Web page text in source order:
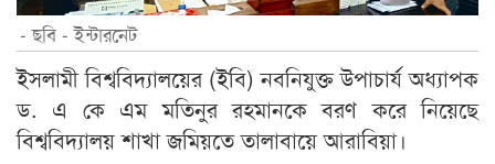
- ছবি - ইন্টারনেট
ইসলামী বিশ্ববিদ্যালয়ের (ইবি) নবনিযুক্ত উপাচার্য অধ্যাপক
ড. এ কে এম মতিনুর রহমানকে বরণ করে নিয়েছে
বিশ্ববিদ্যালয় শাখা জমিয়তে তালাবায়ে আরাবিয়া।